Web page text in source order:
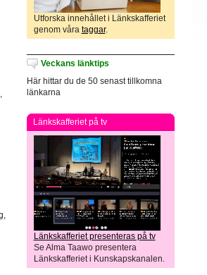
Utforska innehållet i Länkskafferiet
genom våra taggar.
Veckans länktips
Här hittar du de 50 senast tillkomna
länkarna
Länkskafferiet på tv
Länkskafferiet presenteras på tv
Se Alma Taawo presentera
Länkskafferiet i Kunskapskanalen.